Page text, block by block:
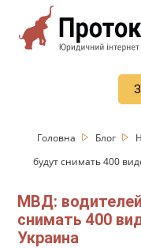
Головна Блог
будут снимать 400
МВД:
снимать 400
Украина